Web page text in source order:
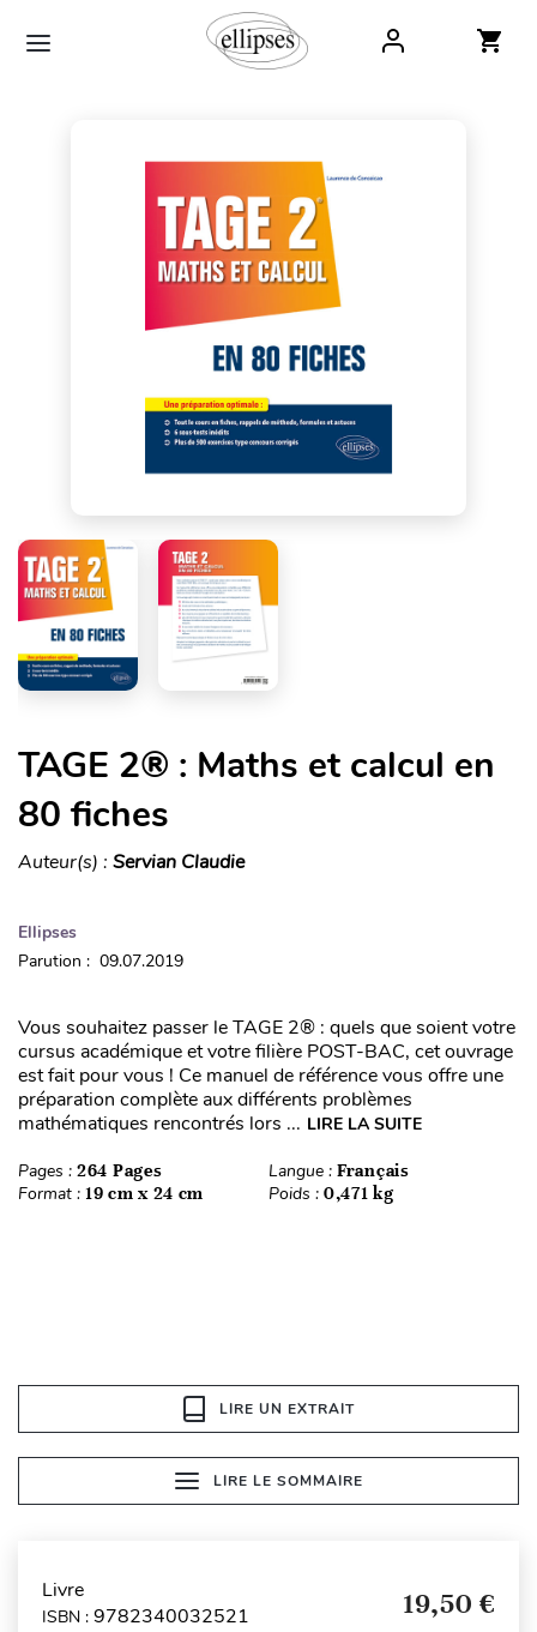
TAGE 2® : Maths et calcul en
80 fiches
Auteur(s) : Servian Claudie
Ellipses
Parution : 09.07.2019
Vous souhaitez passer le TAGE 2® : quels que soient votre
cursus académique et votre filière POST-BAC, cet ouvrage
est fait pour vous ! Ce manuel de référence vous offre une
préparation complète aux différents problèmes
mathématiques rencontrés lors ... LIRE LA SUITE
Pages : 264 Pages Langue : Français
Format : 19 cm x 24 cm Poids : 0,471 kg
LIRE UN EXTRAIT
LIRE LE SOMMAIRE
Livre
ISBN : 9782340032521 19,50 €